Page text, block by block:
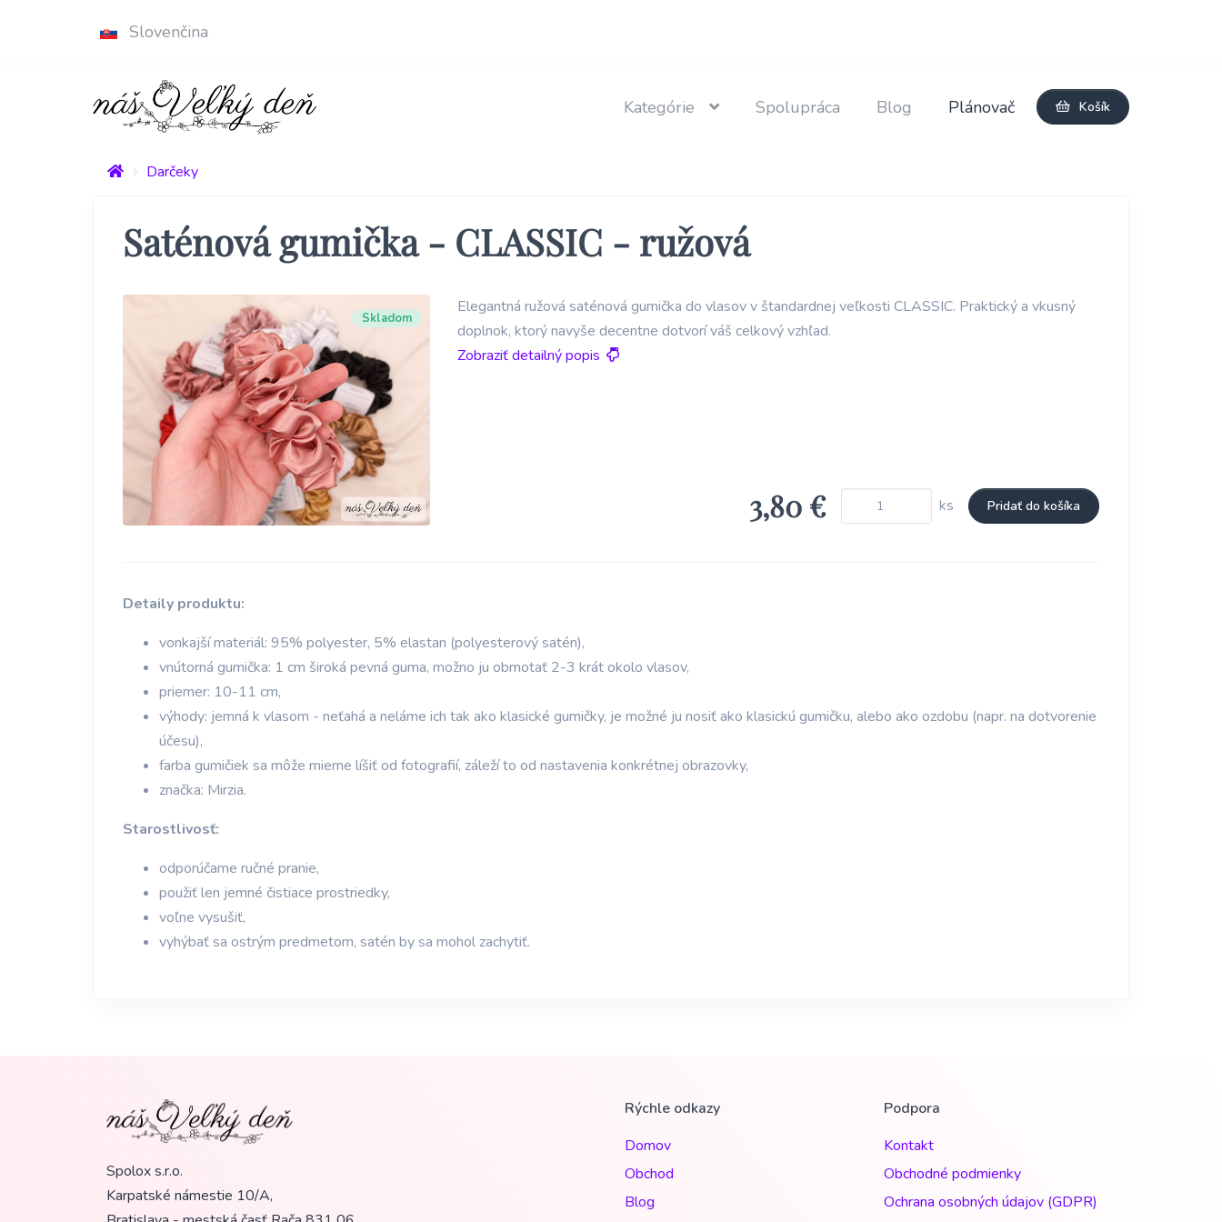
Slovenčina
Kategórie
Obálky
obálky pre vaše svadobné oznámenia a pozdravy
voskové pečate, pečatné vosky a pečatidlá
Stuhy a čipky
Spolupráca Blog Plánovač Košík
Darčeky
Saténová gumička - CLASSIC - ružová
Skladom
Elegantná ružová saténová gumička do vlasov v štandardnej veľkosti CLASSIC. Praktický a vkusný
doplnok, ktorý navyše decentne dotvorí váš celkový vzhľad.
Zobraziť detailný popis
3,80 € ks Pridať do košíka
Detaily produktu:
vonkajší materiál: 95% polyester, 5% elastan (polyesterový satén),
vnútorná gumička: 1 cm široká pevná guma, možno ju obmotať 2-3 krát okolo vlasov,
priemer: 10-11 cm,
výhody: jemná k vlasom - neťahá a neláme ich tak ako klasické gumičky, je možné ju nosiť ako klasickú gumičku, alebo ako ozdobu (napr. na dotvorenie
účesu),
farba gumičiek sa môže mierne líšiť od fotografií, záleží to od nastavenia konkrétnej obrazovky,
značka: Mirzia.
Starostlivosť:
odporúčame ručné pranie,
použiť len jemné čistiace prostriedky,
voľne vysušiť,
vyhýbať sa ostrým predmetom, satén by sa mohol zachytiť.
Spolox s.r.o.
Karpatské námestie 10/A,
Rýchle odkazy
Domov
Obchod
Blog
Podpora
Kontakt
Obchodné podmienky
Ochrana osobných údajov (GDPR)